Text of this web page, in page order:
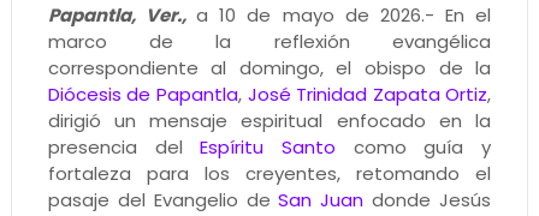
Papantla, Ver.,a 10 de mayo de 2026.- En el
marco de la reflexión evangélica
correspondiente al domingo, el obispo de la
Diócesis de Papantla, José Trinidad Zapata Ortiz,
dirigió un mensaje espiritual enfocado en la
presencia delEspíritu Santo como guía y
fortaleza para los creyentes, retomando el
pasaje del Evangelio deSan Juan donde Jesús